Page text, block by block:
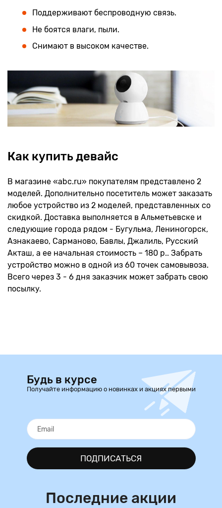
Поддерживают беспроводную связь.
Не боятся влаги, пыли.
Снимают в высоком качестве.
Как купить девайс
В магазине «abc.ru» покупателям представлено 2
моделей. Дополнительно посетитель может заказать
любое устройство из 2 моделей, представленных со
скидкой. Доставка выполняется в Альметьевске и
следующие города рядом - Бугульма, Лениногорск,
Азнакаево, Сарманово, Бавлы, Джалиль, Русский
Акташ, а ее начальная стоимость – 180 р.. Забрать
устройство можно в одной из 60 точек самовывоза.
Всего через 3 - 6 дня заказчик может забрать свою
посылку.
Будь в курсе
Получайте информацию о новинках и акциях первыми
ПОДПИСАТЬСЯ
Последние акции